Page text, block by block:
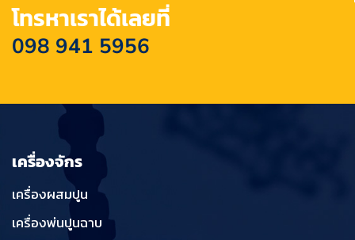
โทรหาเราได้เลยที่
098 941 5956
เครื่องจักร
เครื่องผสมปูน
เครื่องพ่นปูนฉาบ